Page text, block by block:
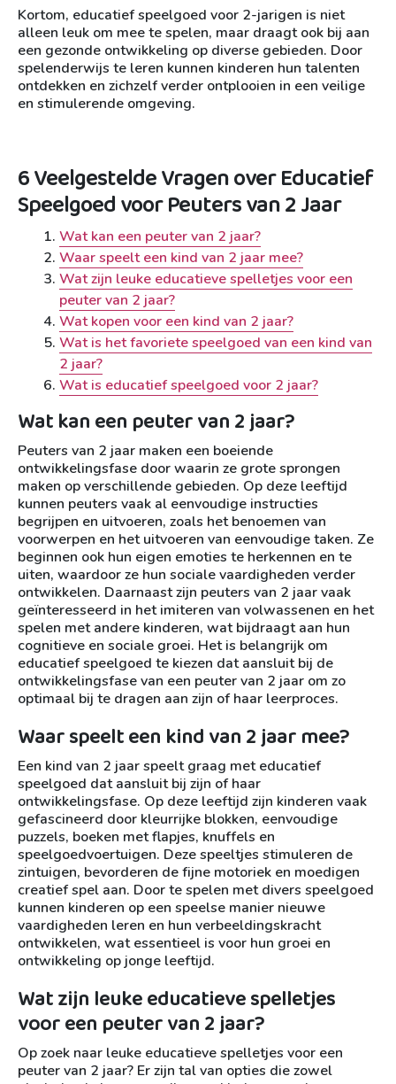
Kortom, educatief speelgoed voor 2-jarigen is niet
alleen leuk om mee te spelen, maar draagt ook bij aan
een gezonde ontwikkeling op diverse gebieden. Door
spelenderwijs te leren kunnen kinderen hun talenten
ontdekken en zichzelf verder ontplooien in een veilige
en stimulerende omgeving.
6 Veelgestelde Vragen over Educatief
Speelgoed voor Peuters van 2 Jaar
Wat kan een peuter van 2 jaar?
Waar speelt een kind van 2 jaar mee?
Wat zijn leuke educatieve spelletjes voor een
peuter van 2 jaar?
Wat kopen voor een kind van 2 jaar?
Wat is het favoriete speelgoed van een kind van
2 jaar?
Wat is educatief speelgoed voor 2 jaar?
Wat kan een peuter van 2 jaar?
Peuters van 2 jaar maken een boeiende
ontwikkelingsfase door waarin ze grote sprongen
maken op verschillende gebieden. Op deze leeftijd
kunnen peuters vaak al eenvoudige instructies
begrijpen en uitvoeren, zoals het benoemen van
voorwerpen en het uitvoeren van eenvoudige taken. Ze
beginnen ook hun eigen emoties te herkennen en te
uiten, waardoor ze hun sociale vaardigheden verder
ontwikkelen. Daarnaast zijn peuters van 2 jaar vaak
geïnteresseerd in het imiteren van volwassenen en het
spelen met andere kinderen, wat bijdraagt aan hun
cognitieve en sociale groei. Het is belangrijk om
educatief speelgoed te kiezen dat aansluit bij de
ontwikkelingsfase van een peuter van 2 jaar om zo
optimaal bij te dragen aan zijn of haar leerproces.
Waar speelt een kind van 2 jaar mee?
Een kind van 2 jaar speelt graag met educatief
speelgoed dat aansluit bij zijn of haar
ontwikkelingsfase. Op deze leeftijd zijn kinderen vaak
gefascineerd door kleurrijke blokken, eenvoudige
puzzels, boeken met flapjes, knuffels en
speelgoedvoertuigen. Deze speeltjes stimuleren de
zintuigen, bevorderen de fijne motoriek en moedigen
creatief spel aan. Door te spelen met divers speelgoed
kunnen kinderen op een speelse manier nieuwe
vaardigheden leren en hun verbeeldingskracht
ontwikkelen, wat essentieel is voor hun groei en
ontwikkeling op jonge leeftijd.
Wat zijn leuke educatieve spelletjes
voor een peuter van 2 jaar?
Op zoek naar leuke educatieve spelletjes voor een
peuter van 2 jaar? Er zijn tal van opties die zowel